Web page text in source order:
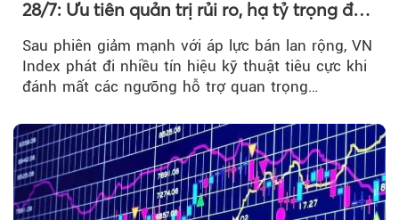
28/7: Ưu tiên quản trị rủi ro, hạ tỷ trọng đòn
Sau phiên giảm mạnh với áp lực bán lan rộng, VN
Index phát đi nhiều tín hiệu kỹ thuật tiêu cực khi
đánh mất các ngưỡng hỗ trợ quan trọng…